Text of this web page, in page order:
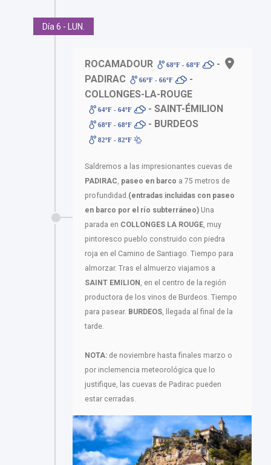
Día 6 - LUN.
ROCAMADOUR 68ºF - 68ºF
-
PADIRAC
66ºF - 66ºF
-
COLLONGES-LA-ROUGE
64ºF - 64ºF - SAINT-ÉMILION
68ºF - 68ºF - BURDEOS
82ºF - 82ºF
Saldremos a las impresionantes cuevas de
PADIRAC, paseo en barco a 75 metros de
profundidad.(entradas incluidas con paseo
en barco por el río subterráneo) Una
parada en COLLONGES LA ROUGE, muy
pintoresco pueblo construido con piedra
roja en el Camino de Santiago. Tiempo para
almorzar. Tras el almuerzo viajamos a
SAINT EMILION, en el centro de la región
productora de los vinos de Burdeos. Tiempo
para pasear. BURDEOS, llegada al final de la
tarde.
NOTA: de noviembre hasta finales marzo o
por inclemencia meteorológica que lo
justifique, las cuevas de Padirac pueden
estar cerradas.